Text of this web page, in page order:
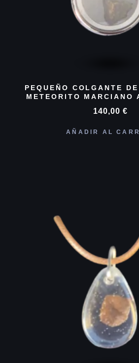
PEQUEÑO COLGANTE
METEORITO MARCIANO
140,00 €
AÑADIR AL